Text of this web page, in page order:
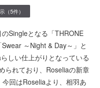
（5件）
Singleとなる「THRONE
～Night & Day～」と
しい仕上がりとなっている
られており、Roseliaの新章
回はRoseliaより、相羽あ